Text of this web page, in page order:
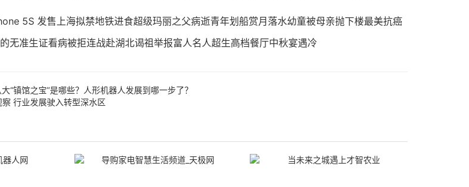
5S 发售上海拟禁地铁进食超级玛丽之父病逝青年划船赏月落水幼童被母亲抛下楼最美抗癌
无准生证看病被拒连战赴湖北谒祖举报富人名人超生高档餐厅中秋宴遇冷
“镇馆之宝”是哪些？人形机器人发展到哪一步了？
行业发展驶入转型深水区